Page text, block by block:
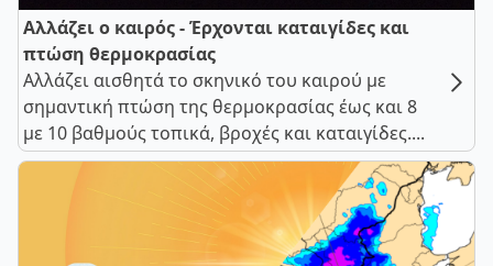
Αλλάζει ο καιρός - Έρχονται καταιγίδες και
πτώση θερμοκρασίας
Αλλάζει αισθητά το σκηνικό του καιρού με
σημαντική πτώση της θερμοκρασίας έως και 8
με 10 βαθμούς τοπικά, βροχές και καταιγίδες....